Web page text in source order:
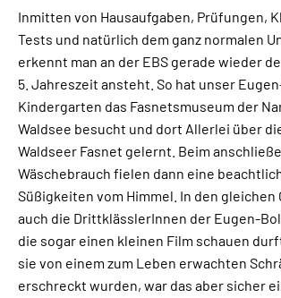
Inmitten von Hausaufgaben, Prüfungen,
Tests und natürlich dem ganz normalen
erkennt man an der EBS gerade wieder
5. Jahreszeit ansteht. So hat unser
Kindergarten das Fasnetsmuseum der
Waldsee besucht und dort Allerlei über
Waldseer Fasnet gelernt. Beim
Wäschebrauch fielen dann eine
Süßigkeiten vom Himmel. In den gleichen
auch die DrittklässlerInnen der Eugen-
die sogar einen kleinen Film schauen
sie von einem zum Leben erwachten
erschreckt wurden, war das aber sicher